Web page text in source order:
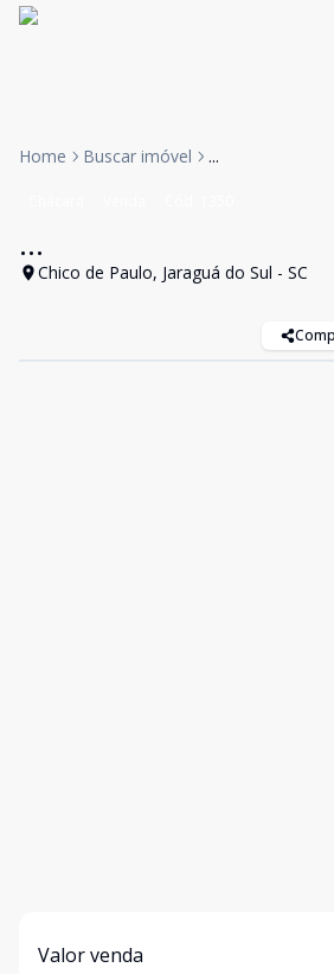
Home Buscar imóvel ...
...
Chico de Paulo, Jaraguá do Sul - SC
Valor venda